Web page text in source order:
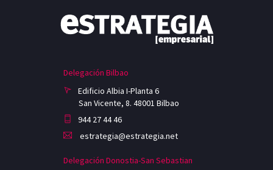
Delegación Bilbao
Edificio Albia I-Planta 6
San Vicente, 8. 48001 Bilbao
944 27 44 46
estrategia@estrategia.net
Delegación Donostia-San Sebastian